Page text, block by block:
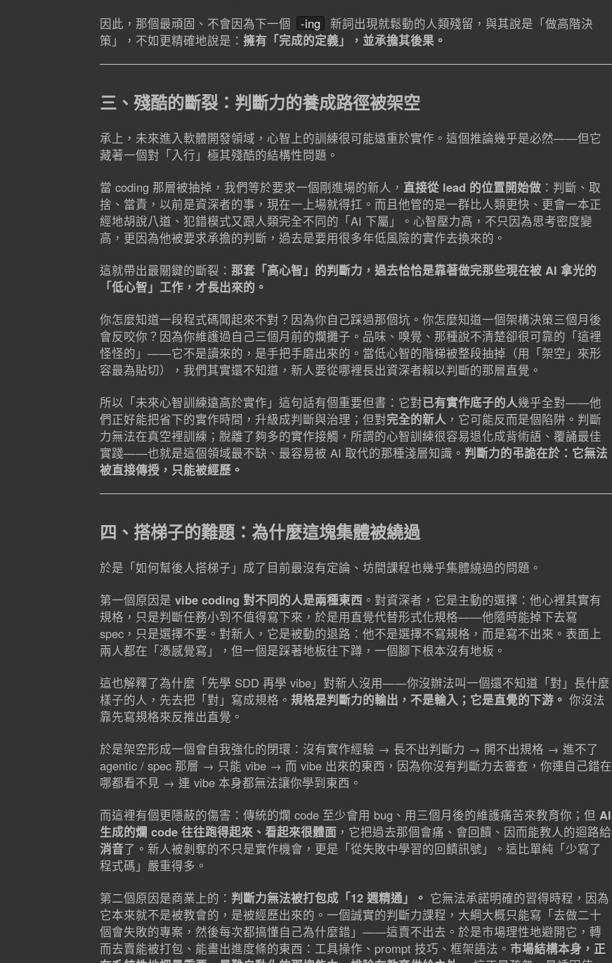
因此，那個最頑固、不會因為下一個
-ing
新詞出現就鬆動的人類殘留，與其說是「做高階決
策」，不如更精確地說是： 擁有「完成的定義」，並承擔其後果。
三、殘酷的斷裂：判斷力的養成路徑被架空
承上，未來進入軟體開發領域，心智上的訓練很可能遠重於實作。這個推論幾乎是必然——但它
藏著一個對「入行」極其殘酷的結構性問題。
當 coding 那層被抽掉，我們等於要求一個剛進場的新人， 直接從 lead 的位置開始做 ：判斷、取
捨、當責，以前是資深者的事，現在一上場就得扛。而且他管的是一群比人類更快、更會一本正
經地胡說八道、犯錯模式又跟人類完全不同的「AI 下屬」。心智壓力高，不只因為思考密度變
高，更因為他被要求承擔的判斷，過去是要用很多年低風險的實作去換來的。
這就帶出最關鍵的斷裂： 那套「高心智」的判斷力，過去恰恰是靠著做完那些現在被 AI 拿光的
「低心智」工作，才長出來的。
你怎麼知道一段程式碼聞起來不對？因為你自己踩過那個坑。你怎麼知道一個架構決策三個月後
會反咬你？因為你維護過自己三個月前的爛攤子。品味、嗅覺、那種說不清楚卻很可靠的「這裡
怪怪的」——它不是讀來的，是手把手磨出來的。當低心智的階梯被整段抽掉（用「架空」來形
容最為貼切），我們其實還不知道，新人要從哪裡長出資深者賴以判斷的那層直覺。
所以「未來心智訓練遠高於實作」這句話有個重要但書：它對已有實作底子的人幾乎全對——他
們正好能把省下的實作時間，升級成判斷與治理；但對完全的新人 ，它可能反而是個陷阱。判斷
力無法在真空裡訓練；脫離了夠多的實作接觸，所謂的心智訓練很容易退化成背術語、覆誦最佳
實踐——也就是這個領域最不缺、最容易被 AI 取代的那種淺層知識。 判斷力的弔詭在於：它無法
被直接傳授，只能被經歷。
四、搭梯子的難題：為什麼這塊集體被繞過
於是「如何幫後人搭梯子」成了目前最沒有定論、坊間課程也幾乎集體繞過的問題。
第一個原因是 vibe coding 對不同的人是兩種東西 。對資深者，它是主動的選擇：他心裡其實有
規格，只是判斷任務小到不值得寫下來，於是用直覺代替形式化規格——他隨時能掉下去寫
spec，只是選擇不要。對新人，它是被動的退路：他不是選擇不寫規格，而是寫不出來。表面上
兩人都在「憑感覺寫」，但一個是踩著地板往下蹲，一個腳下根本沒有地板。
這也解釋了為什麼「先學 SDD 再學 vibe」對新人沒用——你沒辦法叫一個還不知道「對」長什麼
樣子的人，先去把「對」寫成規格。 規格是判斷力的輸出，不是輸入；它是直覺的下游。 你沒法
靠先寫規格來反推出直覺。
於是架空形成一個會自我強化的閉環：沒有實作經驗 → 長不出判斷力 → 開不出規格 → 進不了
agentic / spec 那層 → 只能 vibe → 而 vibe 出來的東西，因為你沒有判斷力去審查，你連自己錯在
哪都看不見 → 連 vibe 本身都無法讓你學到東西。
而這裡有個更隱蔽的傷害：傳統的爛 code 至少會用 bug、用三個月後的維護痛苦來教育你；但 AI
生成的爛 code 往往跑得起來、看起來很體面 ，它把過去那個會痛、會回饋、因而能教人的迴路給
消音了。新人被剝奪的不只是實作機會，更是「從失敗中學習的回饋訊號」。這比單純「少寫了
程式碼」嚴重得多。
第二個原因是商業上的： 判斷力無法被打包成「12 週精通」。 它無法承諾明確的習得時程，因為
它本來就不是被教會的，是被經歷出來的。一個誠實的判斷力課程，大綱大概只能寫「去做二十
個會失敗的專案，然後每次都搞懂自己為什麼錯」——這賣不出去。於是市場理性地避開它，轉
而去賣能被打包、能畫出進度條的東西：工具操作、prompt 技巧、框架語法。 市場結構本身，正